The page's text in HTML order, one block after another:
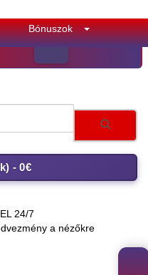
Bónuszok
- 0€
24/7
a nézőkre